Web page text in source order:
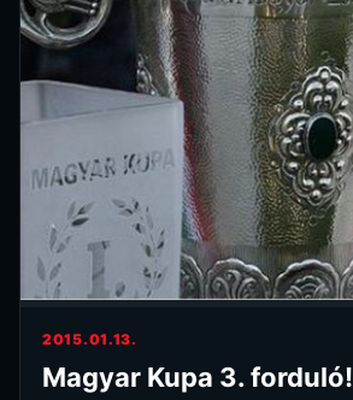
2015.01.13.
Magyar Kupa 3. forduló!